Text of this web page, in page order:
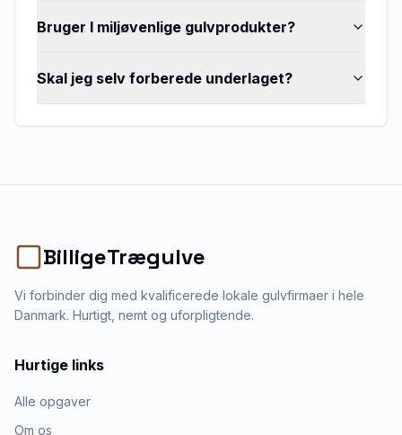
Bruger I miljøvenlige gulvprodukter?
Skal jeg selv forberede underlaget?
BilligeTrægulve
Vi forbinder dig med kvalificerede lokale gulvfirmaer i hele
Danmark. Hurtigt, nemt og uforpligtende.
Hurtige links
Alle opgaver
Om os